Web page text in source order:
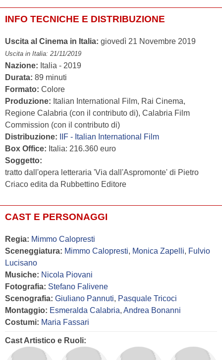
INFO TECNICHE E DISTRIBUZIONE
Uscita al Cinema in Italia: giovedì 21 Novembre 2019
Uscita in Italia: 21/11/2019
Nazione: Italia - 2019
Durata: 89 minuti
Formato: Colore
Produzione: Italian International Film, Rai Cinema,
Regione Calabria (con il contributo di), Calabria Film
Commission (con il contributo di)
Distribuzione:
IIF - Italian International Film
Box Office: Italia: 216.360 euro
Soggetto:
tratto dall'opera letteraria 'Via dall'Aspromonte' di Pietro
Criaco edita da Rubbettino Editore
CAST E PERSONAGGI
Regia: Mimmo Calopresti
Sceneggiatura: Mimmo Calopresti, Monica Zapelli, Fulvio
Lucisano
Musiche: Nicola Piovani
Fotografia: Stefano Falivene
Scenografia: Giuliano Pannuti, Pasquale Tricoci
Montaggio: Esmeralda Calabria, Andrea Bonanni
Costumi: Maria Fassari
Cast Artistico e Ruoli: